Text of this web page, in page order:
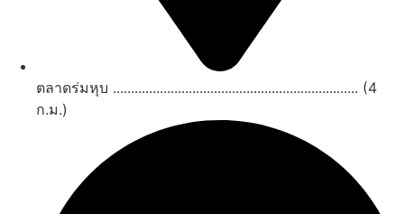
ตลาดร่มหุบ .................................................................... (4
ก.ม.)